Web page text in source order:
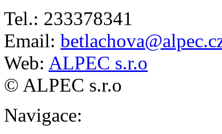
Tel.: 233378341
Email:
Web: ALPEC s.r.o
© ALPEC s.r.o
Navigace: